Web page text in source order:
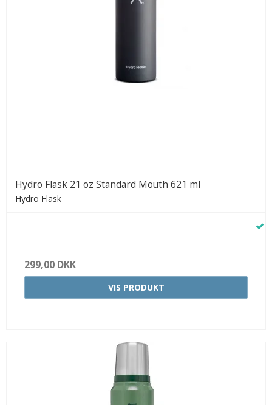
Hydro Flask 21 oz Standard Mouth 621 ml
Hydro Flask
299,00 DKK
VIS PRODUKT